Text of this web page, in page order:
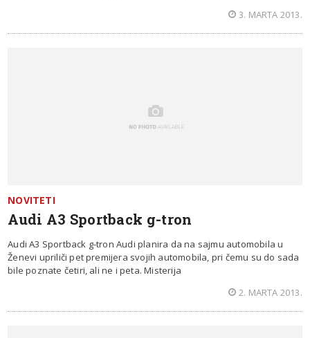
3. MARTA 2013.
NOVITETI
Audi A3 Sportback g-tron
Audi A3 Sportback g-tron Audi planira da na sajmu automobila u
Ženevi upriliči pet premijera svojih automobila, pri čemu su do sada
bile poznate četiri, ali ne i peta. Misterija
2. MARTA 2013.